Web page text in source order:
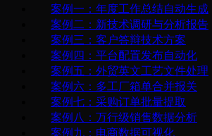
案例一：年度工作总结自动生成
案例二：新技术调研与分析报告
案例三：客户答辩技术方案
案例四：平台配置发布自动化
案例五：外贸英文工艺文件处理
案例六：多工厂箱单合并报关
案例七：采购订单批量提取
案例八：万行级销售数据分析
案例九：电商数据可视化